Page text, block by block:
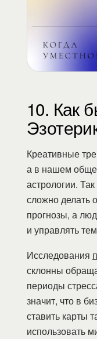
10. Как
Креативные
а в нашем
астрологии.
сложно делать
прогнозы, а
и управлять
Исследования
склонны
периоды
значит, что в
ставить карты
использовать